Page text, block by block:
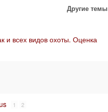
Другие темы
и всех видов охоты. Оценка
1 2